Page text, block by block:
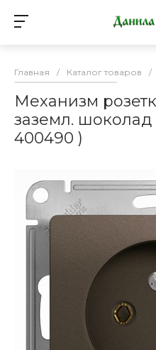
Главная / Каталог товаров /
Механизм
заземл. шоколад
400490 )